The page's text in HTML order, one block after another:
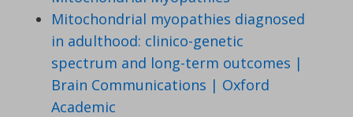
Mitochondrial myopathies diagnosed
in adulthood: clinico-genetic
spectrum and long-term outcomes |
Brain Communications | Oxford
Academic